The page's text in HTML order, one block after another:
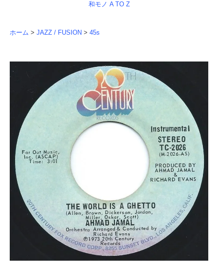
和モノ A TO Z
ホーム > JAZZ / FUSION > 45s